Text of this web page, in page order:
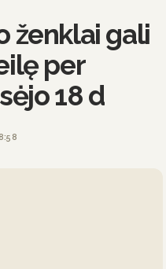
ženklai gali
per
18 d